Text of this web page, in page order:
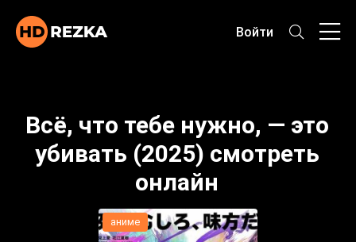
Войти
Всё, что тебе нужно, — это
убивать (2025) смотреть
онлайн
аниме